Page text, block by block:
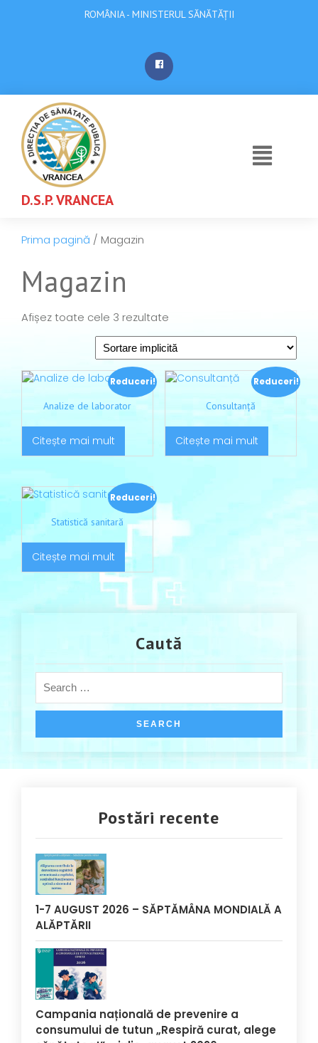
ROMÂNIA - MINISTERUL SĂNĂTĂȚII
D.S.P. VRANCEA
Prima pagină / Magazin
Magazin
Afișez toate cele 3 rezultate
Reduceri!
Analize de laborator
Citește mai mult
Reduceri!
Consultanță
Citește mai mult
Reduceri!
Statistică sanitară
Citește mai mult
Caută
Postări recente
1-7 AUGUST 2026 – SĂPTĂMÂNA MONDIALĂ A
ALĂPTĂRII
Campania națională de prevenire a
consumului de tutun „Respiră curat, alege